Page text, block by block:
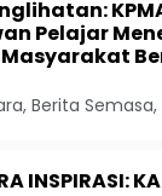
Pelajar
, Berita Semasa,
INSPIRASI: